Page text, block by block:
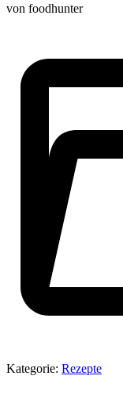
von foodhunter
Kategorie: Rezepte